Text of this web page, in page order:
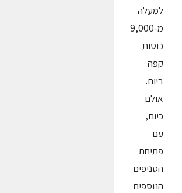
למעלה
מ-9,000
כוסות
קפה
ביום.
אולם
כיום,
עם
פתיחת
הסניפים
הנוספים